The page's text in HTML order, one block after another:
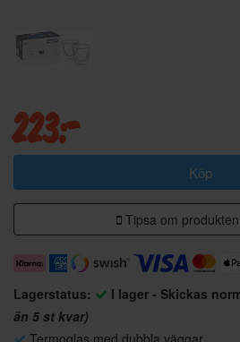
223:-
Köp
Tipsa om
Lagerstatus: I lager - Skickas
än 5 st kvar)
Termoglas med dubbla väggar